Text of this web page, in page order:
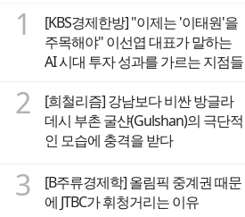
1
[KBS경제한방] "이제는 '이태원'을
주목해야" 이선엽 대표가 말하는
AI 시대 투자 성과를 가르는 지점들
2
[희철리즘] 강남보다 비싼 방글라
데시 부촌 굴샨(Gulshan)의 극단적
인 모습에 충격을 받다
3
[B주류경제학] 올림픽 중계권 때문
에 JTBC가 휘청거리는 이유